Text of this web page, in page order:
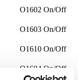
O1602 On/Off
O1603 On/Off
O1610 On/Off
O1604 On/Off